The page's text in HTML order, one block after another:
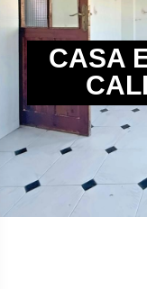
CASA